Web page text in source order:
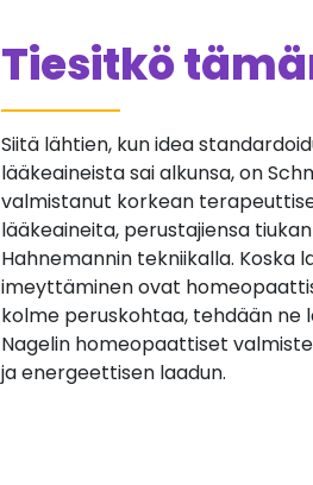
Tiesitkö
Siitä lähtien, kun idea
lääkeaineista sai alkunsa, on
valmistanut korkean
lääkeaineita, perustajiensa
Hahnemannin tekniikalla. Koska
imeyttäminen ovat
kolme peruskohtaa, tehdään ne
Nagelin homeopaattiset
ja energeettisen laadun.